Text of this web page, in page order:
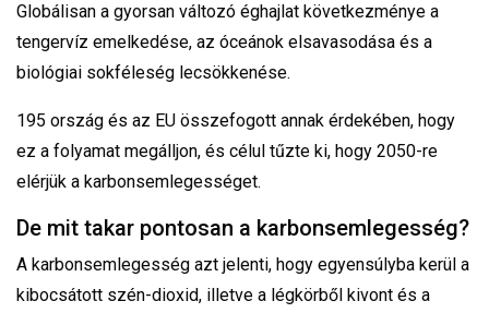
Globálisan a gyorsan változó éghajlat következménye a
tengervíz emelkedése, az óceánok elsavasodása és a
biológiai sokféleség lecsökkenése.
195 ország és az EU összefogott annak érdekében, hogy
ez a folyamat megálljon, és célul tűzte ki, hogy 2050-re
elérjük a karbonsemlegességet.
De mit takar pontosan a karbonsemlegesség?
A karbonsemlegesség azt jelenti, hogy egyensúlyba kerül a
kibocsátott szén-dioxid, illetve a légkörből kivont és a